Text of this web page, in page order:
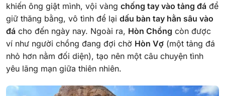
khiến ông giật mình, vội vàng chống tay vào tảng đá để
giữ thăng bằng, vô tình để lại dấu bàn tay hằn sâu vào
đá cho đến ngày nay. Ngoài ra, Hòn Chồng còn được
ví như người chồng đang đợi chờ Hòn Vợ (một tảng đá
nhỏ hơn nằm đối diện), tạo nên một câu chuyện tình
yêu lãng mạn giữa thiên nhiên.